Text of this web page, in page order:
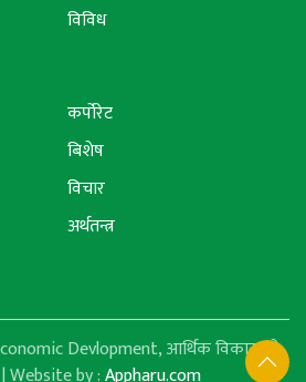
विविध
कर्पोरेट
बिशेष
विचार
अर्थतन्त्र
Devlopment, आर्थिक विकासको